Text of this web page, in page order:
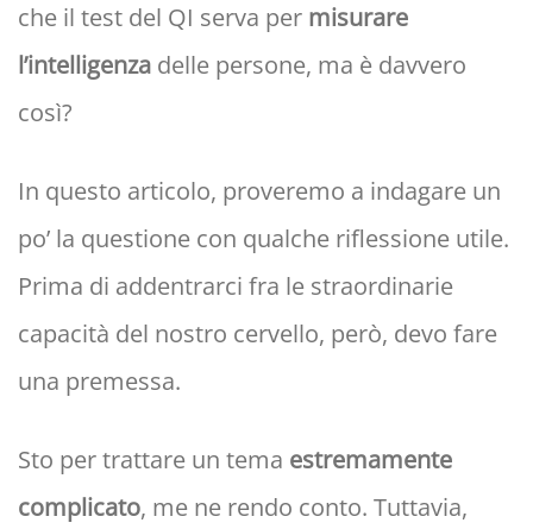
che il test del QI serva per misurare
l’intelligenza delle persone, ma è davvero
così?
In questo articolo, proveremo a indagare un
po’ la questione con qualche riflessione utile.
Prima di addentrarci fra le straordinarie
capacità del nostro cervello, però, devo fare
una premessa.
Sto per trattare un tema estremamente
complicato, me ne rendo conto. Tuttavia,